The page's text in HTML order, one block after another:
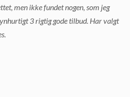
men ikke fundet nogen, som jeg
3 rigtig gode tilbud. Har valgt